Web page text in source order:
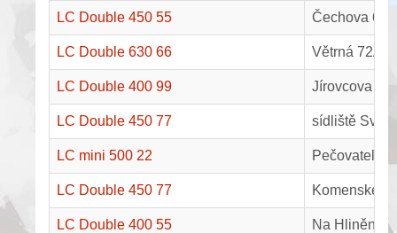
LC Double 450 55 Čechova
LC Double 630 66 Větrná 72A,
LC Double 400 99 Jírovcova
LC Double 450 77 sídliště
LC mini 500 22
LC Double 450 77
LC Double 400 55 Na Hliněnce